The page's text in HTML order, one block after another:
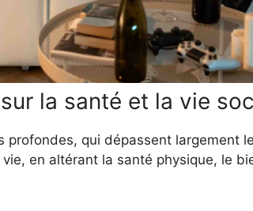
la santé et la vie
profondes, qui dépassent largement
en altérant la santé physique, le